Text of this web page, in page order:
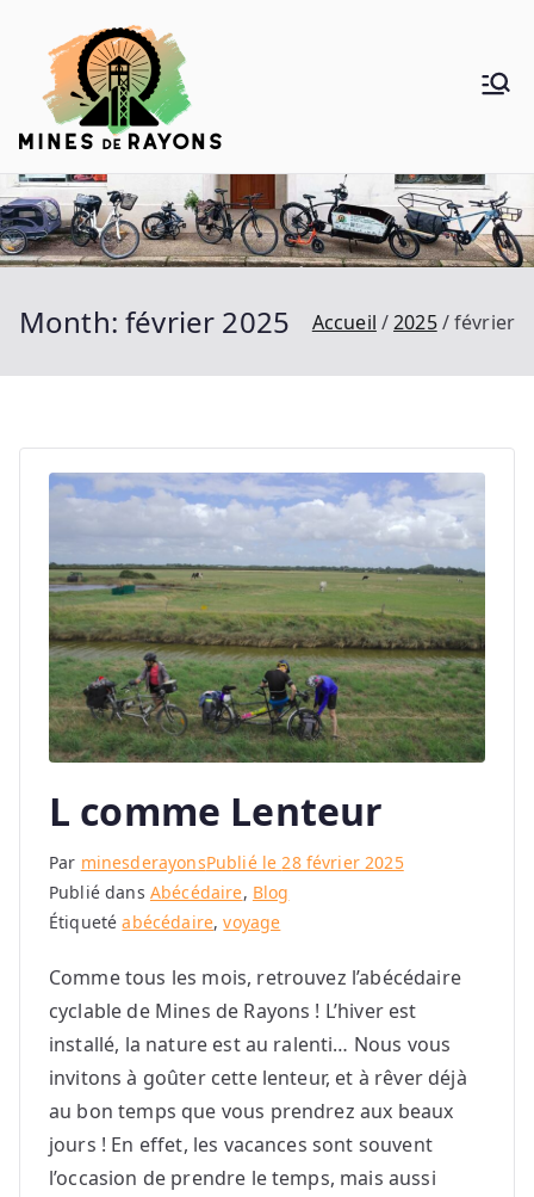
contenu
Rayons
Month:février 2025 Accueil 2025 février
L comme Lenteur
Par minesderayonsPublié le28 février 2025
Publié dans Abécédaire, Blog
Étiquetéabécédaire,voyage
Comme tous les mois, retrouvez l’abécédaire
cyclable de Mines de Rayons ! L’hiver est
installé, la nature est au ralenti… Nous vous
invitons à goûter cette lenteur, et à rêver déjà
au bon temps que vous prendrez aux beaux
jours ! En effet, les vacances sont souvent
l’occasion de prendre le temps, mais aussi